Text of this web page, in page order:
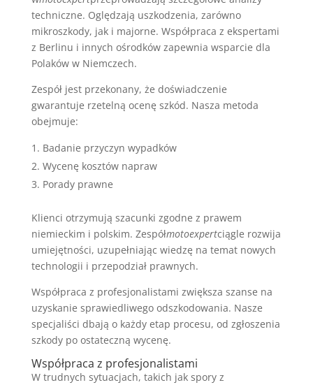
techniczne. Oględzają uszkodzenia, zarówno
mikroszkody, jak i majorne. Współpraca z ekspertami
z Berlinu i innych ośrodków zapewnia wsparcie dla
Polaków w Niemczech.
Zespół jest przekonany, że doświadczenie
gwarantuje rzetelną ocenę szkód. Nasza metoda
obejmuje:
Badanie przyczyn wypadków
Wycenę kosztów napraw
Porady prawne
Klienci otrzymują szacunki zgodne z prawem
niemieckim i polskim. Zespółmotoexpertciągle rozwija
umiejętności, uzupełniając wiedzę na temat nowych
technologii i przepodział prawnych.
Współpraca z profesjonalistami zwiększa szanse na
uzyskanie sprawiedliwego odszkodowania. Nasze
specjaliści dbają o każdy etap procesu, od zgłoszenia
szkody po ostateczną wycenę.
Współpraca z profesjonalistami
W trudnych sytuacjach, takich jak spory z